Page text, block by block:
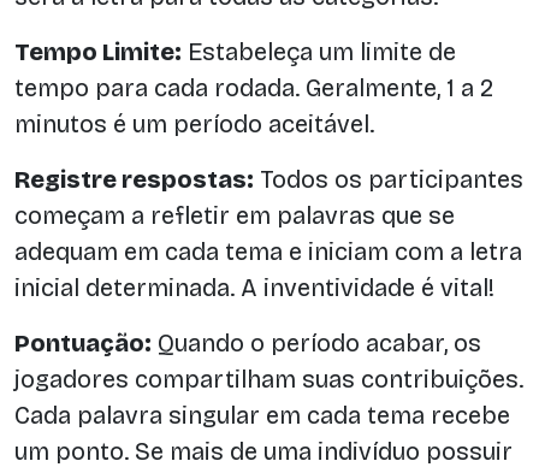
Tempo Limite: Estabeleça um limite de
tempo para cada rodada. Geralmente, 1 a 2
minutos é um período aceitável.
Registre respostas: Todos os participantes
começam a refletir em palavras que se
adequam em cada tema e iniciam com a letra
inicial determinada. A inventividade é vital!
Pontuação: Quando o período acabar, os
jogadores compartilham suas contribuições.
Cada palavra singular em cada tema recebe
um ponto. Se mais de uma indivíduo possuir